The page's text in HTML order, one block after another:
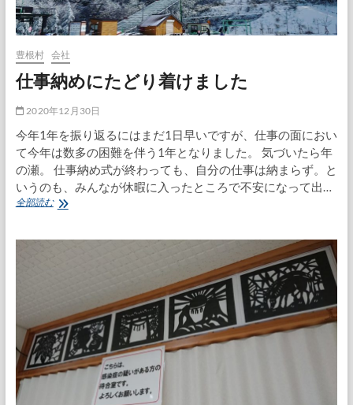
初
め
豊根村 会社
仕事納めにたどり着けました
2020年12月30日
今年1年を振り返るにはまだ1日早いですが、仕事の面におい
て今年は数多の困難を伴う1年となりました。 気づいたら年
の瀬。 仕事納め式が終わっても、自分の仕事は納まらず。と
いうのも、みんなが休暇に入ったところで不安になって出…
全部読む仕
め
け
ま
し
た